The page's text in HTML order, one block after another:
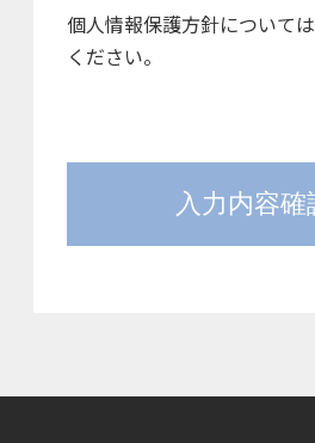
個人情報保護方針については
ください。